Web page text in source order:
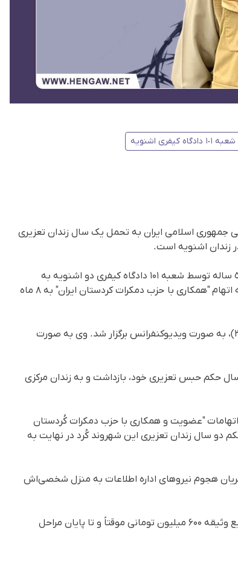
شعبه ١٠١ دادگاه کیفری اشنویه
اسلامی ایران به تحمل یک سال زندان تعزیری
اشنویه است.
بر اساس گزارش رسیده به سازمان حقوق بشری هه‌نگاو، محمد رسول‌پور، ٥٣ ساله توسط شعبه ۱۰۱ دادگاه کیفری دو اشنویه به
ریاست قاضی علی انصاری به اتهام "تبلیغ علیه حکومت" به ۴ ماه حبس و به اتهام "همکاری با حزب دمکرات کردستان ایران" به ۸ ماه
، روز شنبە ٢٣ فروردین‌ ماه ١٤٠٤ (١٢ آوریل ٢٠٢٥)، به صورت ویدیوکنفرانس برگزار شد. وی به صورت
١٤٠٣ (١٦ نوامبر ٢٠٢٦)، جهت اجرای دو سال حکم حبس تعزیری خود، بازداشت و به زندان مرکزی
"عضویت و همکاری با حزب دمکرات کُردستان
محکوم شده بود. حکم دو سال زندان تعزیری این شهروند کُرد در نهایت به
که محمد رسول‌پور در تاریخ ۱۳ تیر ۱۴۰۳ (۴ جولای ۲۰۲۴) در جریان هجوم نیروهای اداره اطلاعات به منزل شخصی‌اش
وی نهایتاً پس از نزدیک به دو هفته بازداشت روز یک‌شنبه ۲۴ تیر ماه با تودیع وثیقه ۶۰۰ میلیون تومانی موقتاً و تا پایان مراحل